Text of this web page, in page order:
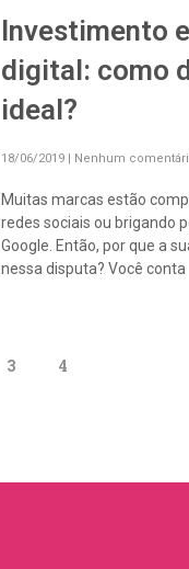
Investimento
digital: como
ideal?
18/06/2019 Nenhum
Muitas marcas estão
redes sociais ou brigando
Google. Então, por que a
nessa disputa? Você conta
3 4